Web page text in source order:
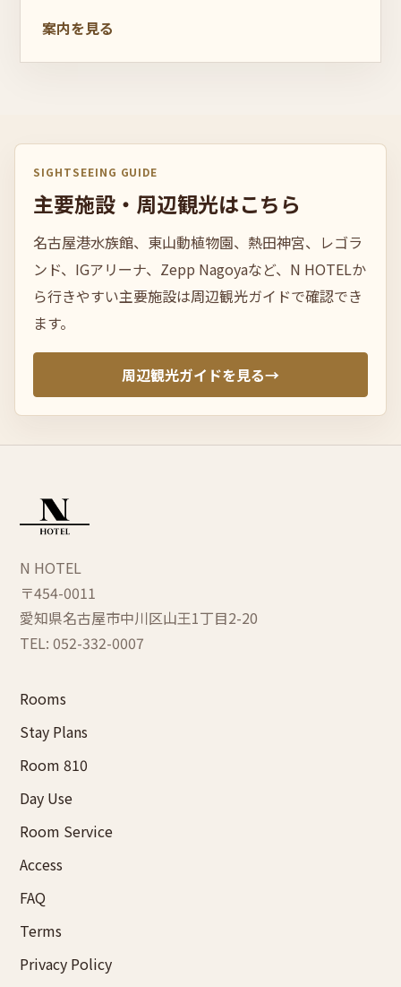
案内を見る
SIGHTSEEING GUIDE
主要施設・ 周辺観光はこちら
名古屋港水族館、東山動植物園、熱田神宮、レゴラ
ンド、IGアリーナ、Zepp Nagoyaなど、N HOTELか
ら行きやすい主要施設は周辺観光ガイドで確認でき
ます。
周辺観光ガイドを見る→
N HOTEL
〒454-0011
愛知県名古屋市中川区山王1丁目2-20
TEL: 052-332-0007
Rooms
Stay Plans
Room 810
Day Use
Room Service
Access
FAQ
Terms
Privacy Policy